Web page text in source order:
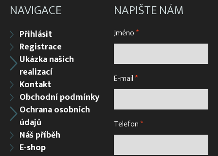
NAVIGACE
Přihlásit
Registrace
Ukázka našich
realizací
Kontakt
Obchodní podmínky
Ochrana osobních
údajů
Náš příběh
E-shop
NAPIŠTE NÁM
Jméno*
E-mail*
Telefon*